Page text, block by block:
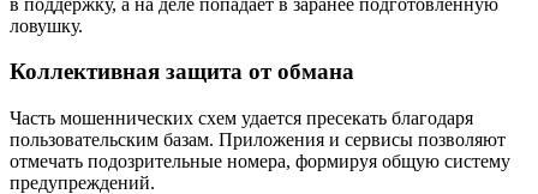
ловушку.
Коллективная защита от обмана
Часть мошеннических схем удается пресекать благодаря
пользовательским базам. Приложения и сервисы позволяют
отмечать подозрительные номера, формируя общую систему
предупреждений.